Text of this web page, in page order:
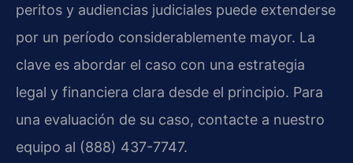
peritos y audiencias judiciales puede extenderse
por un período considerablemente mayor. La
clave es abordar el caso con una estrategia
legal y financiera clara desde el principio. Para
una evaluación de su caso, contacte a nuestro
equipo al (888) 437-7747.